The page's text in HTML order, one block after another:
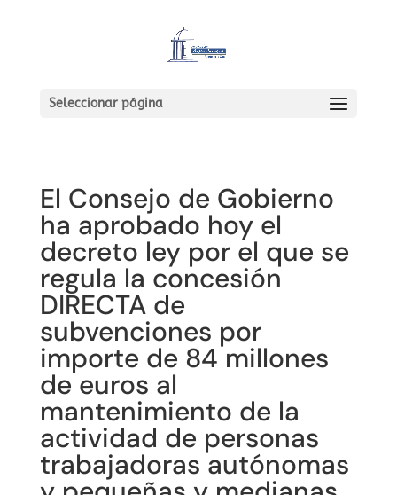
Seleccionar página
El Consejo de Gobierno
ha aprobado hoy el
decreto ley por el que se
regula la concesión
DIRECTA de
subvenciones por
importe de 84 millones
de euros al
mantenimiento de la
actividad de personas
trabajadoras autónomas